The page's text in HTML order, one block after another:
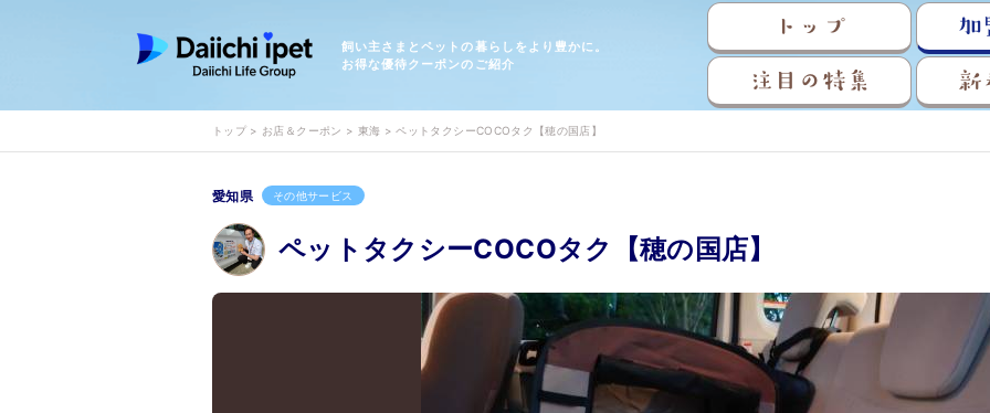
飼い主さまとペットの暮らしをより豊かに。
お得な優待クーポンのご紹介
トップ 加
注目の特集 新
トップ お店＆クーポン 東海 ペットタクシーCOCOタク【穂の国店】
愛知県 その他サービス
ペットタクシーCOCOタク【穂の国店】